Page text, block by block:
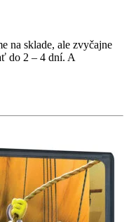
na sklade, ale zvyčajne
do 2 – 4 dní. A